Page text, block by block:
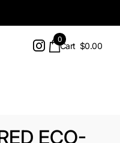
Cart
0
$0.00
ECO-